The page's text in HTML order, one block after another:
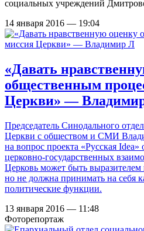
социальных учреждений
14 января 2016 — 19:04
«Давать
общественным
Церкви» —
Председатель Синодального
Церкви с обществом и СМИ
на вопрос проекта «Русская
церковно-государственных
Церковь может быть
но не должна принимать на себя
политические функции.
13 января 2016 — 11:48
Фоторепортаж